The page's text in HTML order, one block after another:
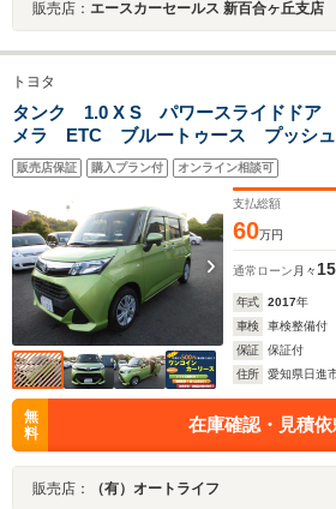
販売店： エースカーセールス 新百合ヶ丘支店
トヨタ
タンク 1.0 X S パワースライドド
メラ ETC ブルートゥース プッシ
トヒーター スマートキー TV CD/
販売店保証 購入プラン付 オンライン相談可
支払総額
60万円
通常ローン 月々
年式 2017年
車検
車検整備付
保証
保証付
住所
愛知県日進
無
料
在庫確認・見積依
販売店： （有）オートライフ